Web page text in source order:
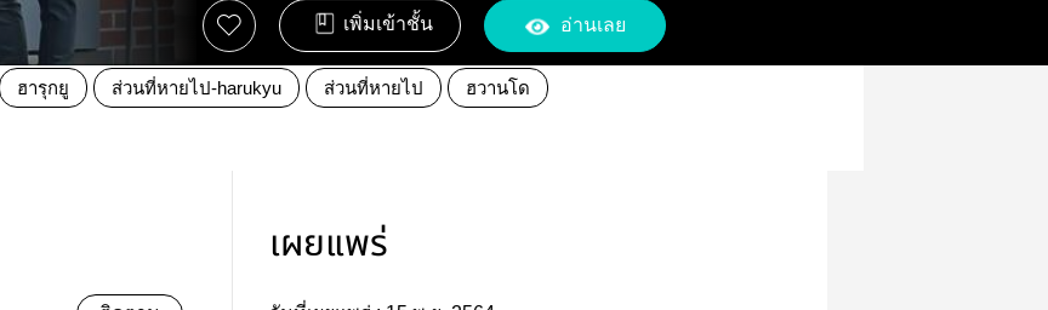
เพิ่มเข้าชั้น อ่านเลย
ฮารุกยู ส่วนที่หายไป-harukyu ส่วนที่หายไป ฮวานโด
เผยแพร่